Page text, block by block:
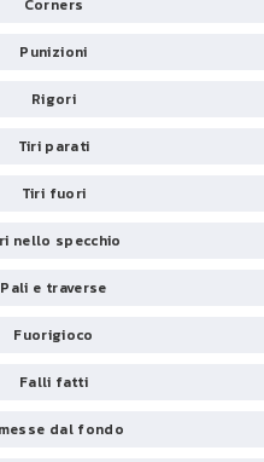
Corners
Punizioni
Rigori
Tiri parati
Tiri fuori
nello specchio
Pali e traverse
Fuorigioco
Falli fatti
dal fondo